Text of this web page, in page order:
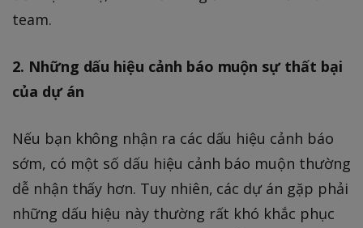
team.
2. Những dấu hiệu cảnh báo muộn sự thất bại
của dự án
Nếu bạn không nhận ra các dấu hiệu cảnh báo
sớm, có một số dấu hiệu cảnh báo muộn thường
dễ nhận thấy hơn. Tuy nhiên, các dự án gặp phải
những dấu hiệu này thường rất khó khắc phục